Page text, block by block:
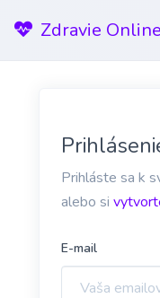
Zdravie Online
Prihláste sa k
alebo si
E-mail